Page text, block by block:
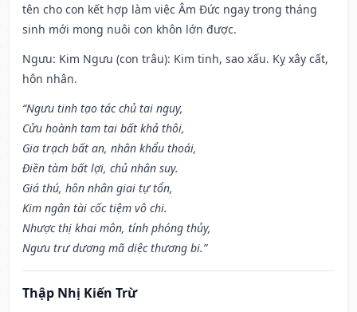
tên cho con kết hợp làm việc Âm Đức ngay trong tháng
sinh mới mong nuôi con khôn lớn được.
Ngưu: Kim Ngưu (con trâu): Kim tinh, sao xấu. Kỵ xây cất,
hôn nhân.
“Ngưu tinh tạo tác chủ tai nguy,
Cửu hoành tam tai bất khả thôi,
Gia trạch bất an, nhân khẩu thoái,
Điền tàm bất lợi, chủ nhân suy.
Giá thú, hôn nhân giai tự tổn,
Kim ngân tài cốc tiệm vô chi.
Nhược thị khai môn, tính phóng thủy,
Ngưu trư dương mã diệc thương bi.”
Thập Nhị Kiến Trừ